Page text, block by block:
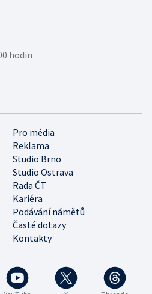
Pro média
Reklama
Studio Brno
Studio Ostrava
Rada ČT
Kariéra
Podávání námětů
Časté dotazy
Kontakty
hodin